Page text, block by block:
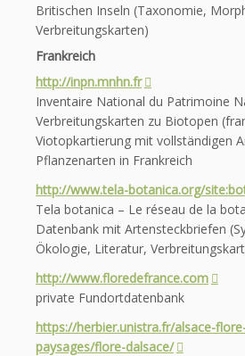
Britischen Inseln (Taxonomie,
Verbreitungskarten)
Frankreich
http://inpn.mnhn.fr
Inventaire National du Patrimoine
Verbreitungskarten zu Biotopen
Viotopkartierung mit vollständigen
Pflanzenarten in Frankreich
http://www.tela-botanica.org/
Tela botanica – Le réseau de la
Datenbank mit Artensteckbriefen
Ökologie, Literatur,
http://www.floredefrance.com
private Fundortdatenbank
https://herbier.unistra.fr/alsace-
paysages/flore-dalsace/